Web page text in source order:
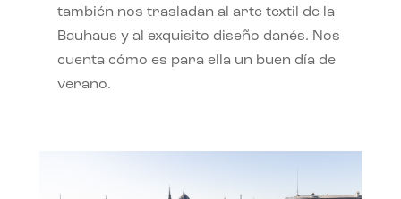
también nos trasladan al arte textil de la
Bauhaus y al exquisito diseño danés. Nos
cuenta cómo es para ella un buen día de
verano.